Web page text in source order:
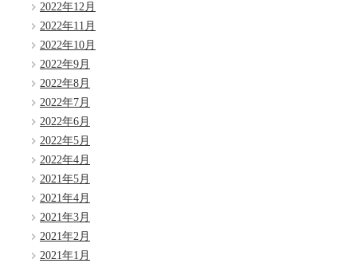
2022年12月
2022年11月
2022年10月
2022年9月
2022年8月
2022年7月
2022年6月
2022年5月
2022年4月
2021年5月
2021年4月
2021年3月
2021年2月
2021年1月